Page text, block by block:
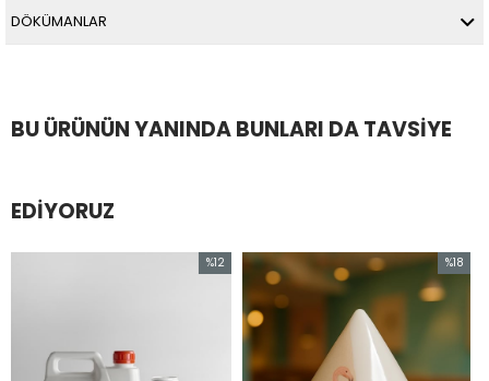
DÖKÜMANLAR
BU ÜRÜNÜN YANINDA BUNLARI DA TAVSIYE
EDIYORUZ
İndirim
%18İndirim